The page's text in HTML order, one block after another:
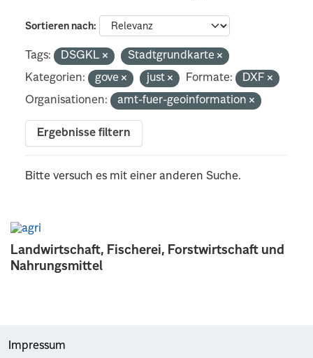
Landwirtschaft, Fischerei, Forstwirtschaft und
Nahrungsmittel
Sortieren nach
Tags: DSGKL
Stadtgrundkarte
Kategorien:
gove just Formate:
DXF
Organisationen:
amt-fuer-geoinformation
Ergebnisse filtern
Bitte versuch es mit einer anderen Suche.
Impressum